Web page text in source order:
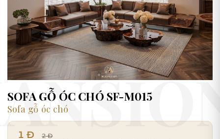
SOFA GỖ ÓC CHÓ SF-M015
Sofa gỗ óc chó
1 Đ 2 Đ